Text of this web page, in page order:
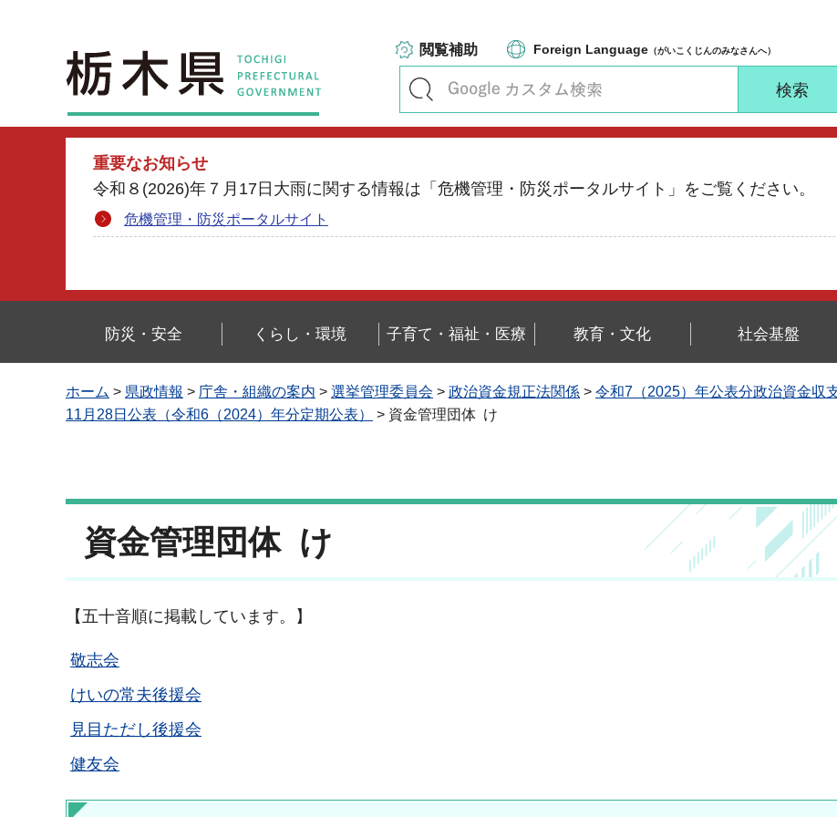
栃木県
閲覧補助 Foreign Language （がいこくじんのみなさんへ）
重要なお知らせ
令和８(2026)年７月17日大雨に関する情報は「危機管理・防災ポータルサイト」をご覧ください。
危機管理・防災ポータルサイト
防災・安全 くらし・環境 子育て・福祉・医療 教育・文化 社会基盤
ホーム > 県政情報 > 庁舎・組織の案内 > 選挙管理委員会 > 政治資金規正法関係 > 令和7（2025）年公表分政治資金収
11月28日公表（令和6（2024）年分定期公表）
> 資金管理団体 け
資金管理団体 け
【五十音順に掲載しています。】
敬志会
けいの常夫後援会
見目ただし後援会
健友会